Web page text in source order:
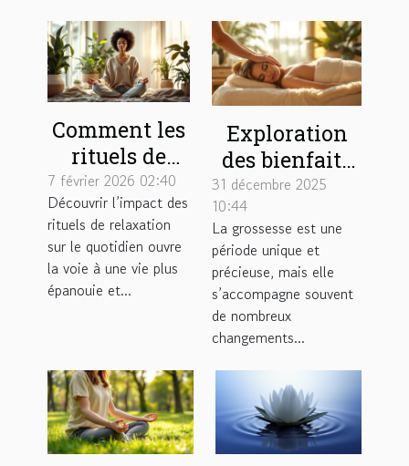
Comment les
rituels de
relaxation
peuvent
transformer
votre
quotidien ?
7 février 2026 02:40
Découvrir l’impact des
rituels de relaxation
sur le quotidien ouvre
la voie à une vie plus
épanouie et...
Exploration
des bienfaits
de la
massothérapie
pour les
futures
mamans
31 décembre 2025
10:44
La grossesse est une
période unique et
précieuse, mais elle
s’accompagne souvent
de nombreux
changements...